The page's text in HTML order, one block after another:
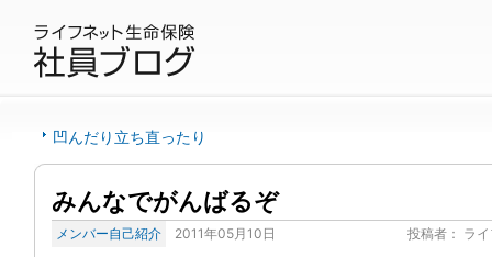
凹んだり立ち直ったり
みんなでがんばるぞ
メンバー自己紹介 2011年05月10日 投稿者： ラ